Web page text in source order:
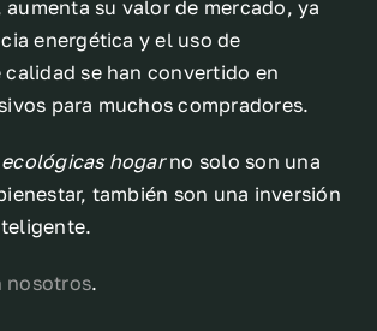
aumenta su valor de mercado, ya
energética y el uso de
calidad se han convertido en
para muchos compradores.
hogarno solo son una
también son una inversión
nosotros.